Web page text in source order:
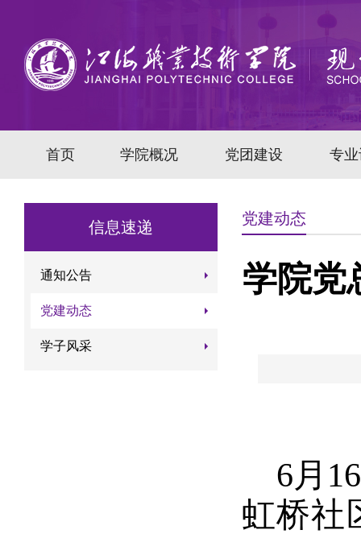
首页 学院概况 党团建设 专
信息速递
通知公告
党建动态
学子风采
党建动态
学院党
6月
虹桥社